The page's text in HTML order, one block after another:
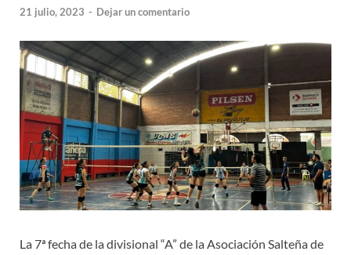
21 julio, 2023 - Dejar un comentario
La 7ª fecha de la divisional “A” de la Asociación Salteña de